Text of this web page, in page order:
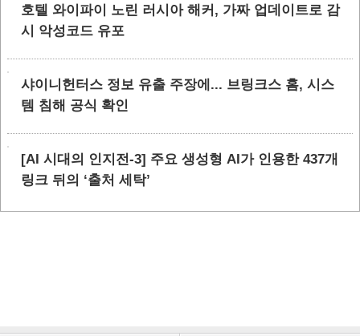
호텔 와이파이 노린 러시아 해커, 가짜 업데이트로 감
시 악성코드 유포
샤이니헌터스 정보 유출 주장에... 브링크스 홈, 시스
템 침해 공식 확인
[AI 시대의 인지전-3] 주요 생성형 AI가 인용한 437개
링크 뒤의 ‘출처 세탁’